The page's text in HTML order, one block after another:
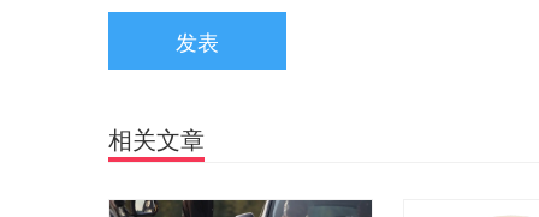
发表
相关文章